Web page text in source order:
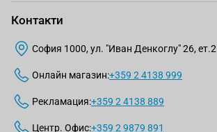
Контакти
София 1000, ул. "Иван Денкоглу" 26, ет.2
Онлайн магазин:+359 2 4138 999
Рекламация:+359 2 4138 889
Центр. Офис:+359 2 9879 891